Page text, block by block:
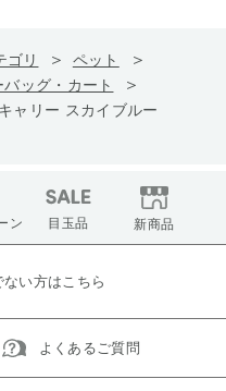
ゴリ
ペット
ッグ・カート
ャリー スカイブルー
ン 目玉品 新商品
い方はこちら
よくあるご質問